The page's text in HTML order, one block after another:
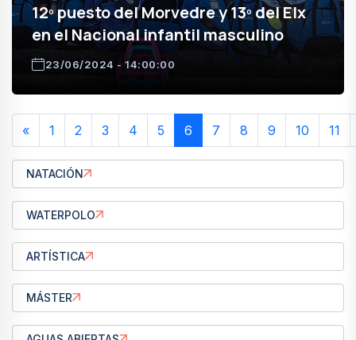
12º puesto del Morvedre y 13º del Elx
en el Nacional infantil masculino
23/06/2024 - 14:00:00
« 1 2 3 4 5 6 7 8 9 10 11
NATACIÓN
WATERPOLO
ARTÍSTICA
MÁSTER